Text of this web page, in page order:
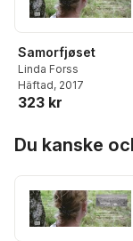
Samorfjøset
Linda Forss
Häftad, 2017
323 kr
Du kanske